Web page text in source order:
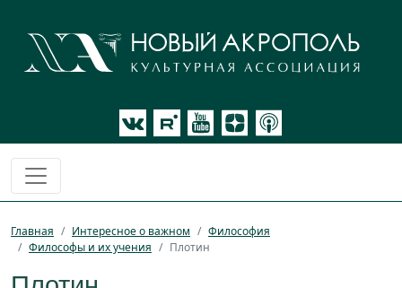
Главная Интересное о важном
Философия
Философы и их учения
Плотин